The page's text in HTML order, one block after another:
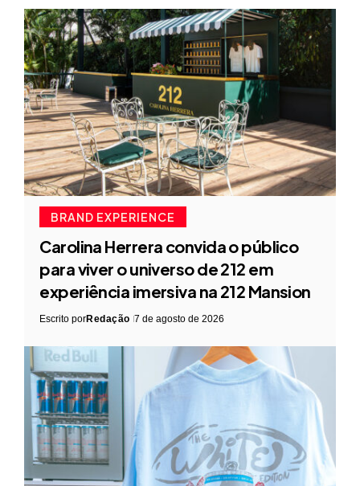
BRAND EXPERIENCE
Carolina Herrera convida o público
para viver o universo de 212 em
experiência imersiva na 212 Mansion
Escrito porRedação 7 de agosto de 2026